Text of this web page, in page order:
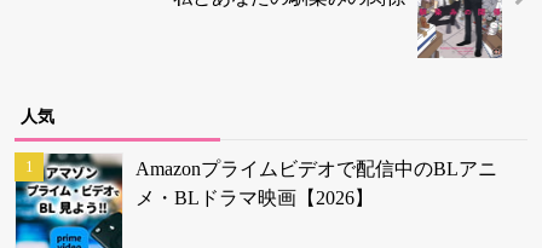
人気
Amazonプライムビデオで配信中のBLアニ
メ・BLドラマ映画【2026】